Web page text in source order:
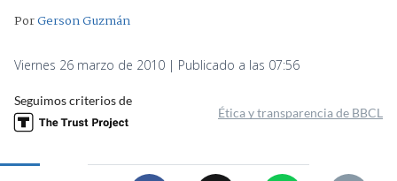
PorGerson Guzmán
Viernes 26 marzo de 2010 | Publicado a las 07:56
Seguimos criterios de
Ética y transparencia de BBCL